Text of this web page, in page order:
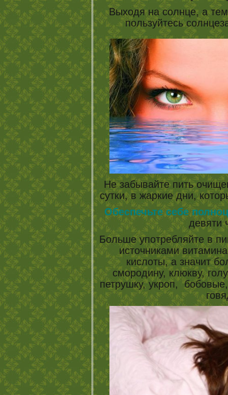
Выходя на солнце, а
пользуйтесь
Не забывайте пить
сутки, в жаркие дни,
Обеспечьте себе
девяти
Больше употребляйте в
источниками
кислоты, а значит
смородину, клюкву,
петрушку, укроп,